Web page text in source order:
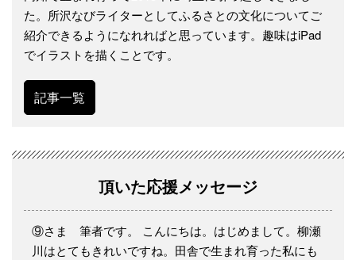
た。所沢なびライターとしてふるさとの文化についてご
紹介できるようになれればと思っています。趣味はiPad
でイラストを描くことです。
記事一覧
頂いた応援メッセージ
⑨さま 筆者です。 こんにちは。はじめまして。柳瀬
川はとてもきれいですね。田舎で生まれ育った私にも